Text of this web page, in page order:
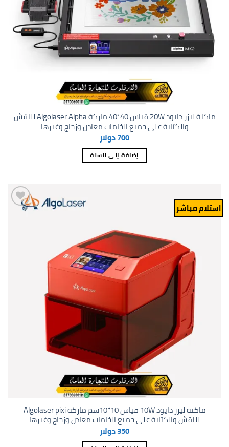
ماكنة ليزر دايود 20W قياس 40*40 ماركة Algolaser Alpha للنقش
والكتابة على جميع الخامات معادن وزجاج وغيرها
700دولار
إضافة إلى السلة
استلام مباشر
ماكنة ليزر دايود 10W قياس 10*10سم ماركة Algolaser pixi
للنقش والكتابة على جميع الخامات معادن وزجاج وغيرها
350دولار